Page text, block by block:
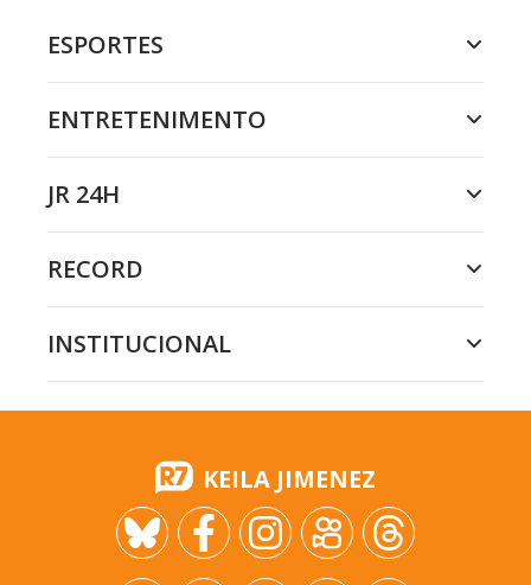
ESPORTES
ENTRETENIMENTO
JR 24H
RECORD
INSTITUCIONAL
KEILA JIMENEZ